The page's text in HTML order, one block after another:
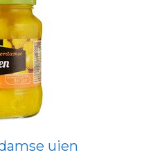
uien